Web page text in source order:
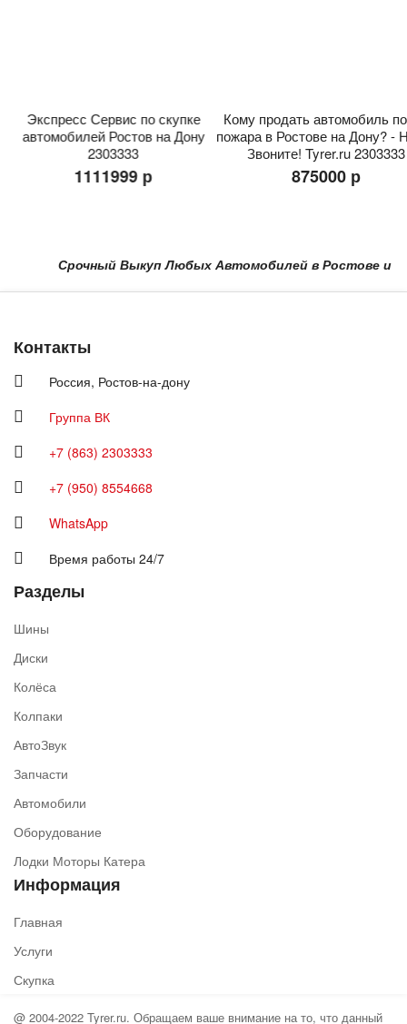
Экспресс Сервис по скупке
автомобилей Ростов на Дону
2303333
1111999 р
Кому продать автомобиль
пожара в Ростове на Дону? -
Звоните! Tyrer.ru 2303333
875000 р
Срочный Выкуп Любых Автомобилей в Ростове и
Контакты
Россия, Ростов-на-дону
Группа ВК
+7 (863) 2303333
+7 (950) 8554668
WhatsApp
Время работы 24/7
Разделы
Шины
Диски
Колёса
Колпаки
АвтоЗвук
Запчасти
Автомобили
Оборудование
Лодки Моторы Катера
Информация
Главная
Услуги
Скупка
@ 2004-2022 Tyrer.ru. Обращаем ваше внимание на то, что данный